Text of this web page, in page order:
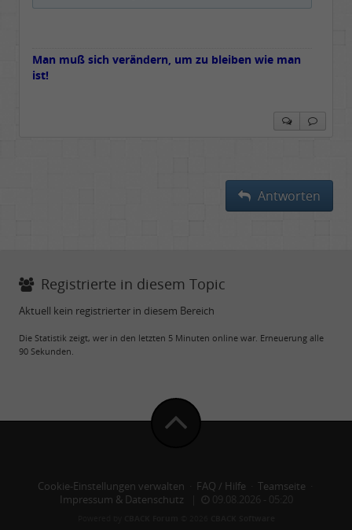
Man muß sich verändern, um zu bleiben wie man
ist!
Antworten
Registrierte in diesem Topic
Aktuell kein registrierter in diesem Bereich
Die Statistik zeigt, wer in den letzten 5 Minuten online war. Erneuerung alle
90 Sekunden.
Cookie-Einstellungen verwalten FAQ / Hilfe Teamseite
Impressum & Datenschutz
09.08.2026 - 05:20